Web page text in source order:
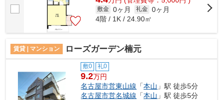
敷金 0ヶ月 礼金 0ヶ月
4階 / 1K / 24.90㎡
賃貸 | マンション ローズガーデン楠元
敷0 礼0
9.2万円
名古屋市営東山線 「本山 」駅 徒歩5分
名古屋市営名城線 「本山 」駅 徒歩5分